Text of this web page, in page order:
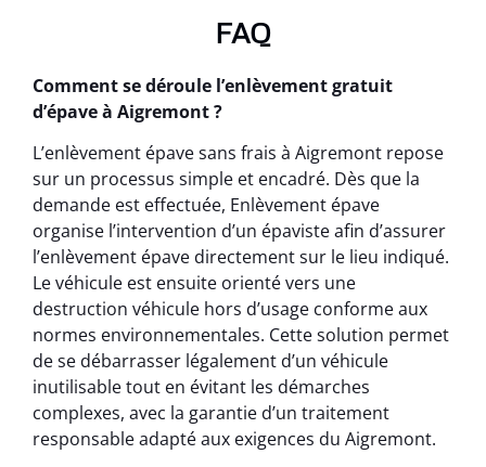
FAQ
Comment se déroule l’enlèvement gratuit
d’épave à Aigremont ?
L’enlèvement épave sans frais à Aigremont repose
sur un processus simple et encadré. Dès que la
demande est effectuée, Enlèvement épave
organise l’intervention d’un épaviste afin d’assurer
l’enlèvement épave directement sur le lieu indiqué.
Le véhicule est ensuite orienté vers une
destruction véhicule hors d’usage conforme aux
normes environnementales. Cette solution permet
de se débarrasser légalement d’un véhicule
inutilisable tout en évitant les démarches
complexes, avec la garantie d’un traitement
responsable adapté aux exigences du Aigremont.